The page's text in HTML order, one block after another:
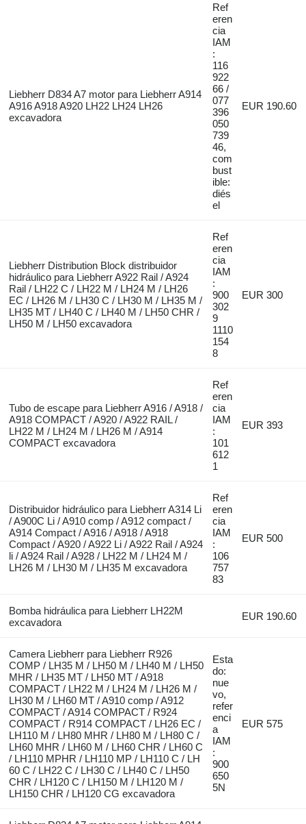
Liebherr D834 A7 motor para Liebherr A914
A916 A918 A920 LH22 LH24 LH26
excavadora
Ref
eren
cia
IAM
:
116
922
66 /
077
396
050
739
46,
com
bust
ible:
diés
el
EUR 190.60
Liebherr Distribution Block distribuidor
hidráulico para Liebherr A922 Rail / A924
Rail / LH22 C / LH22 M / LH24 M / LH26
EC / LH26 M / LH30 C / LH30 M / LH35 M /
LH35 MT / LH40 C / LH40 M / LH50 CHR /
LH50 M / LH50 excavadora
Ref
eren
cia
IAM
:
900
302
9
1110
154
8
EUR 300
Tubo de escape para Liebherr A916 / A918 /
A918 COMPACT / A920 / A922 RAIL /
LH22 M / LH24 M / LH26 M / A914
COMPACT excavadora
Ref
eren
cia
IAM
:
101
612
1
EUR 393
Distribuidor hidráulico para Liebherr A314 Li
/ A900C Li / A910 comp / A912 compact /
A914 Compact / A916 / A918 / A918
Compact / A920 / A922 Li / A922 Rail / A924
li / A924 Rail / A928 / LH22 M / LH24 M /
LH26 M / LH30 M / LH35 M excavadora
Ref
eren
cia
IAM
:
106
757
83
EUR 500
Bomba hidráulica para Liebherr LH22M
excavadora
EUR 190.60
Camera Liebherr para Liebherr R926
COMP / LH35 M / LH50 M / LH40 M / LH50
MHR / LH35 MT / LH50 MT / A918
COMPACT / LH22 M / LH24 M / LH26 M /
LH30 M / LH60 MT / A910 comp / A912
COMPACT / A914 COMPACT / R924
COMPACT / R914 COMPACT / LH26 EC /
LH110 M / LH80 MHR / LH80 M / LH80 C /
LH60 MHR / LH60 M / LH60 CHR / LH60 C
/ LH110 MPHR / LH110 MP / LH110 C / LH
60 C / LH22 C / LH30 C / LH40 C / LH50
CHR / LH120 C / LH150 M / LH120 M /
LH150 CHR / LH120 CG excavadora
Esta
do:
nue
vo,
refer
enci
a
IAM
:
900
650
5N
EUR 575